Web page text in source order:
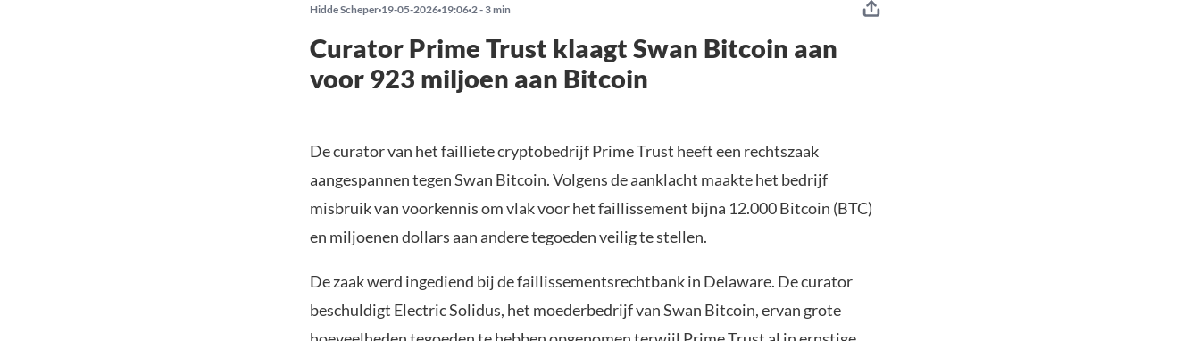
Hidde Scheper 19-05-2026 19:06 2 - 3 min
Curator Prime Trust klaagt Swan Bitcoin aan
voor 923 miljoen aan Bitcoin
De curator van het failliete cryptobedrijf Prime Trust heeft een rechtszaak
aangespannen tegen Swan Bitcoin. Volgens deaanklacht maakte het bedrijf
misbruik van voorkennis om vlak voor het faillissement bijna 12.000 Bitcoin (BTC)
en miljoenen dollars aan andere tegoeden veilig te stellen.
De zaak werd ingediend bij de faillissementsrechtbank in Delaware. De curator
beschuldigt Electric Solidus, het moederbedrijf van Swan Bitcoin, ervan grote